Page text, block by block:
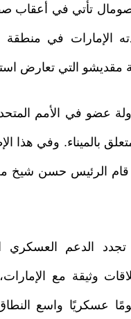
تأتي في أعقاب
الإمارات في منطقة
التي تعارض
في الأمم المتحدة
بالميناء. وفي هذا
قام الرئيس حسن شيخ
الدعم العسكري
وثيقة مع
تشنّ منذ آب/أغسطس 2022 هجومًا